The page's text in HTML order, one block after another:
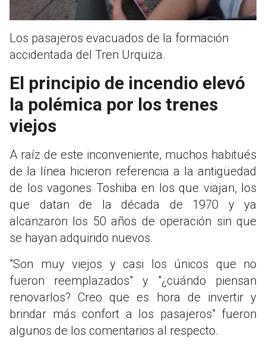
Los pasajeros evacuados de la formación
accidentada del Tren Urquiza.
El principio de incendio elevó
la polémica por los trenes
viejos
A raíz de este inconveniente, muchos habitués
de la línea hicieron referencia a la antigüedad
de los vagones Toshiba en los que viajan, los
que datan de la década de 1970 y ya
alcanzaron los 50 años de operación sin que
se hayan adquirido nuevos.
"Son muy viejos y casi los únicos que no
fueron reemplazados" y "¿cuándo piensan
renovarlos? Creo que es hora de invertir y
brindar más confort a los pasajeros" fueron
algunos de los comentarios al respecto.